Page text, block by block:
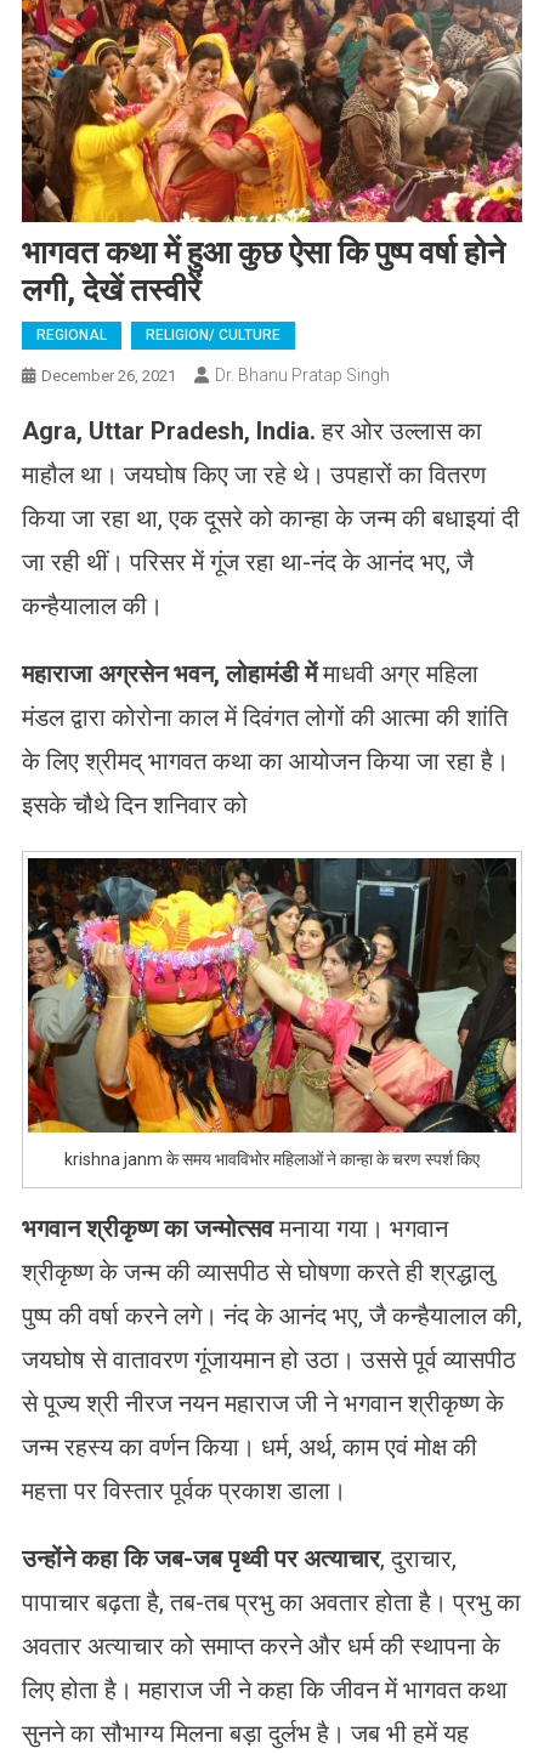
भागवत कथा में हुआ कुछ ऐसा कि पुष्प वर्षा होने
लगी, देखें तस्वीरें
REGIONAL RELIGION/ CULTURE
December 26, 2021 Dr. Bhanu Pratap Singh
Agra, Uttar Pradesh, India. हर ओर उल्लास का
माहौल था। जयघोष किए जा रहे थे। उपहारों का वितरण
किया जा रहा था, एक दूसरे को कान्हा के जन्म की बधाइयां दी
जा रही थीं। परिसर में गूंज रहा था-नंद के आनंद भए, जै
कन्हैयालाल की।
महाराजा अग्रसेन भवन,लोहामंडी मेंमाधवी अग्र महिला
मंडल द्वारा कोरोना काल में दिवंगत लोगों की आत्मा की शांति
के लिए श्रीमद् भागवत कथा का आयोजन किया जा रहा है।
इसके चौथे दिन शनिवार को
krishna janm के समय भावविभोर महिलाओं ने कान्हा के चरण स्पर्श किए
भगवान श्रीकृष्ण का जन्मोत्सवमनाया गया। भगवान
श्रीकृष्ण के जन्म की व्यासपीठ से घोषणा करते ही श्रद्धालु
पुष्प की वर्षा करने लगे। नंद के आनंद भए, जै कन्हैयालाल की,
जयघोष से वातावरण गूंजायमान हो उठा। उससे पूर्व व्यासपीठ
से पूज्य श्री नीरज नयन महाराज जी ने भगवान श्रीकृष्ण के
जन्म रहस्य का वर्णन किया। धर्म, अर्थ, काम एवं मोक्ष की
महत्ता पर विस्तार पूर्वक प्रकाश डाला।
उन्होंने कहा कि जब-जब पृथ्वी पर अत्याचार, दुराचार,
पापाचार बढ़ता है, तब-तब प्रभु का अवतार होता है। प्रभु का
अवतार अत्याचार को समाप्त करने और धर्म की स्थापना के
लिए होता है। महाराज जी ने कहा कि जीवन में भागवत कथा
सुनने का सौभाग्य मिलना बड़ा दुर्लभ है। जब भी हमें यह